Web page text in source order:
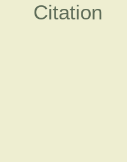
Citation